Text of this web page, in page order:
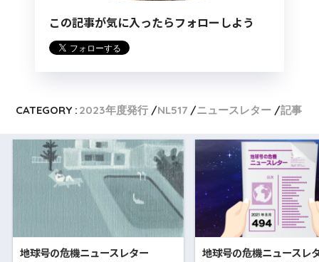
この記事が気に入ったらフォローしよう
CATEGORY : 2023年度発行 NL517 ニュースレター 記事
地球号の危機ニュースレター
地球号の危機ニュースレ